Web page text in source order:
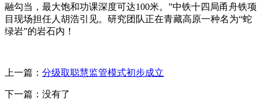
融勾当，最大饱和功课深度可达100米。”中铁十四局甬舟铁项
目现场担任人胡浩引见。研究团队正在青藏高原一种名为“蛇
绿岩”的岩石内！
上一篇： 分级取聪慧监管模式初步成立
下一篇：没有了